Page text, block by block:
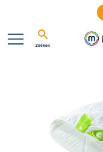
Zoeken